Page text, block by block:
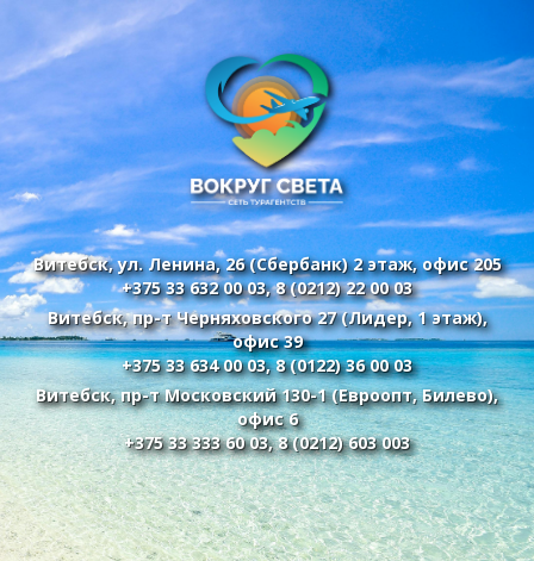
Витебск, ул. Ленина, 26 (Сбербанк) 2 этаж, офис 205
+375 33 632 00 03,8 (0212) 22 00 03
Витебск, пр-т Черняховского 27 (Лидер, 1 этаж),
офис 39
+375 33 634 00 03,8 (0122) 36 00 03
Витебск, пр-т Московский 130-1 (Евроопт, Билево),
офис 6
+375 33 333 60 03,8 (0212) 603 003